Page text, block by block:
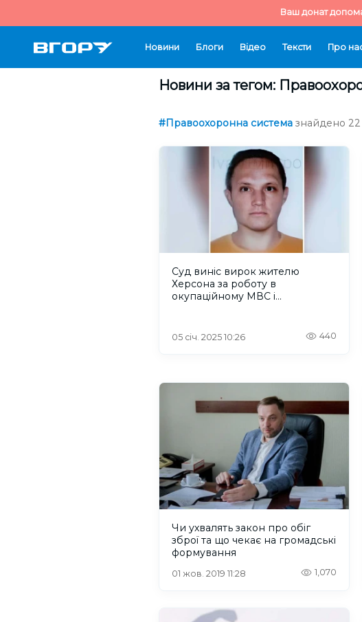
Ваш донат
Новини Блоги Відео Тексти Про
Новини за тегом:
#Правоохоронна система знайдено 22
Суд виніс вирок жителю
Херсона за роботу в
окупаційному МВС і
05 січ. 2025 10:26 440
Чи ухвалять закон про обіг
зброї та що чекає на громадські
формування
01 жов. 2019 11:28 1,070